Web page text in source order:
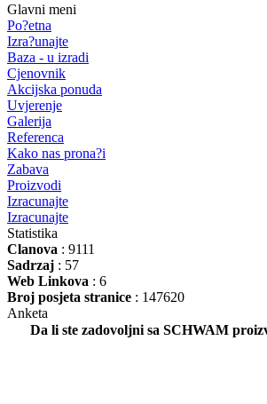
Glavni meni
Po?etna
Izra?unajte
Baza - u izradi
Cjenovnik
Akcijska ponuda
Uvjerenje
Galerija
Referenca
Kako nas prona?i
Zabava
Proizvodi
Izracunajte
Izracunajte
Statistika
Clanova : 9111
Sadrzaj : 57
Web Linkova : 6
Broj posjeta stranice : 147620
Anketa
Da li ste zadovoljni sa SCHWAM